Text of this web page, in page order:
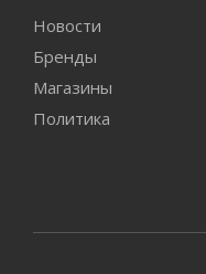
Новости
Бренды
Магазины
Политика